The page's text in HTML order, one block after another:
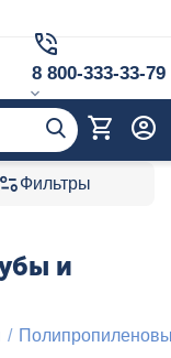
8 800-333-33-79
Фильтры
и
/